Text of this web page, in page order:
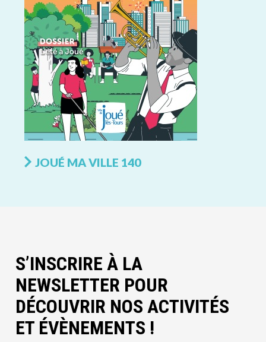
JOUÉ MA VILLE 140
S’INSCRIRE À LA
NEWSLETTER POUR
DÉCOUVRIR NOS ACTIVITÉS
ET ÉVÈNEMENTS !